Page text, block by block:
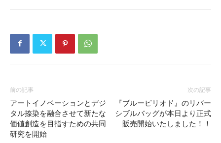
前の記事
アートイノベーションとデジ
タル捺染を融合させて新たな
価値創造を目指すための共同
研究を開始
次の記事
『ブルーピリオド』のリバー
シブルバッグが本日より正式
販売開始いたしました！！